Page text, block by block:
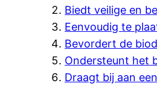
Biedt veilige en
Eenvoudig te
Bevordert de
Ondersteunt het
Draagt bij aan